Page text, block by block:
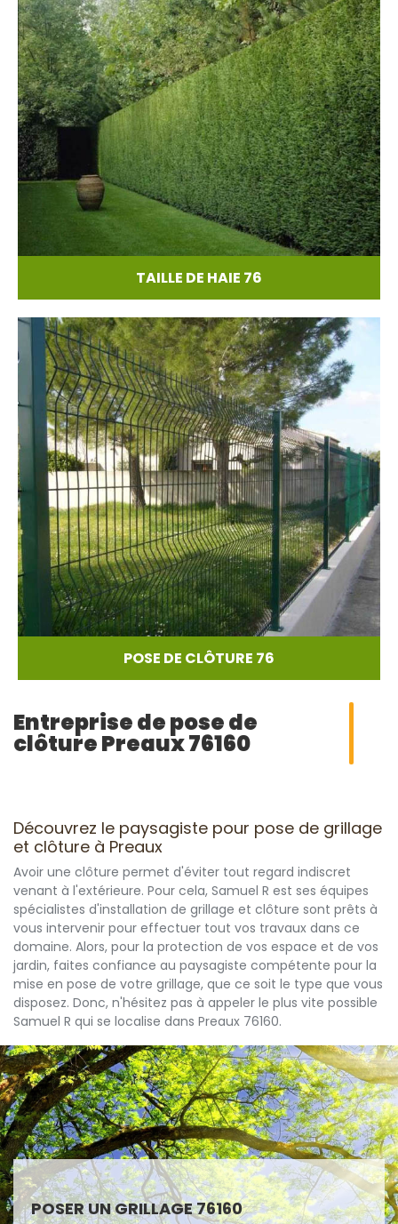
TAILLE DE HAIE 76
POSE DE CLÔTURE 76
Entreprise de pose de
clôture Preaux 76160
Découvrez le paysagiste pour pose de grillage
et clôture à Preaux
Avoir une clôture permet d'éviter tout regard indiscret
venant à l'extérieure. Pour cela, Samuel R est ses équipes
spécialistes d'installation de grillage et clôture sont prêts à
vous intervenir pour effectuer tout vos travaux dans ce
domaine. Alors, pour la protection de vos espace et de vos
jardin, faites confiance au paysagiste compétente pour la
mise en pose de votre grillage, que ce soit le type que vous
disposez. Donc, n'hésitez pas à appeler le plus vite possible
Samuel R qui se localise dans Preaux 76160.
POSER UN GRILLAGE 76160